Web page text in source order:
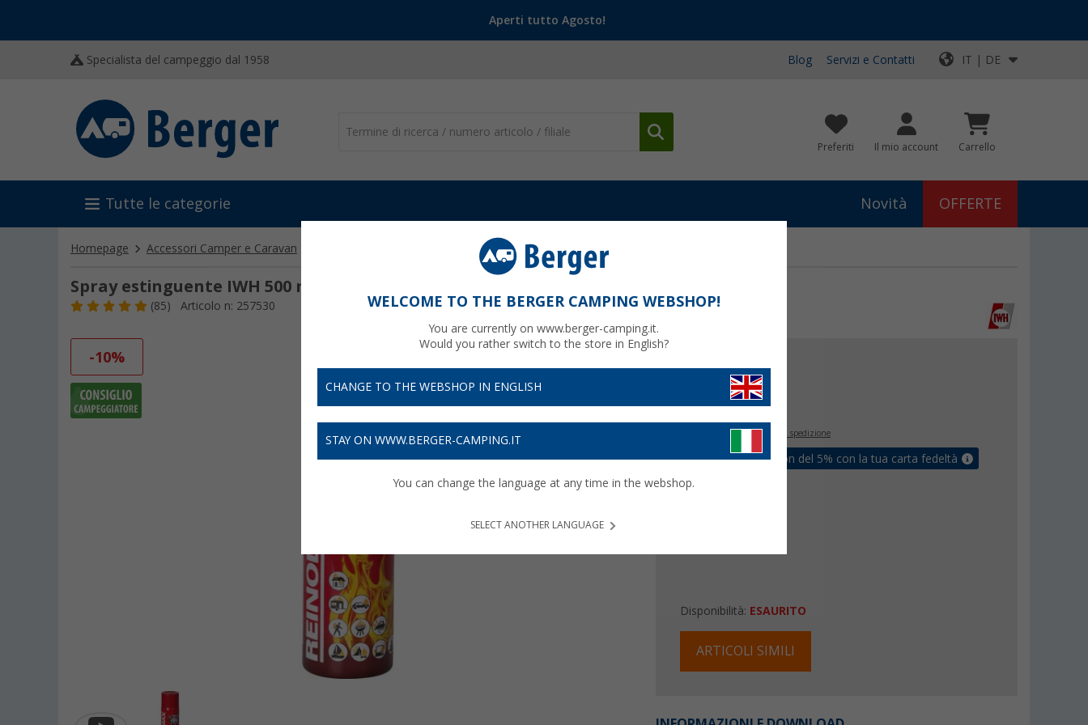
Aperti tutto Agosto!
Specialista del campeggio dal 1958 Blog Servizi e Contatti IT | DE
Preferiti Il mio account Carrello
Tutte le categorie Novità OFFERTE
Homepage Accessori Camper e Caravan Estintori Spray estinguente IWH 500 ml
Spray estinguente IWH 500 ml
(85) Articolo n: 257530
-10%
€
+ Spese di spedizione
Assicurati un coupon del 5% con la tua carta fedeltà
Disponibilità: ESAURITO
ARTICOLI SIMILI
WELCOME TO THE BERGER CAMPING WEBSHOP!
You are currently on www.berger-camping.it.
Would you rather switch to the store in English?
CHANGE TO THE WEBSHOP IN ENGLISH
STAY ON WWW.BERGER-CAMPING.IT
You can change the language at any time in the webshop.
SELECT ANOTHER LANGUAGE